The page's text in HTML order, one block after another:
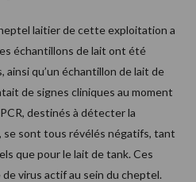
laitier de cette exploitation a
échantillons de lait ont été
ainsi qu’un échantillon de lait de
de signes cliniques au moment
destinés à détecter la
se sont tous révélés négatifs, tant
que pour le lait de tank. Ces
virus actif au sein du cheptel.